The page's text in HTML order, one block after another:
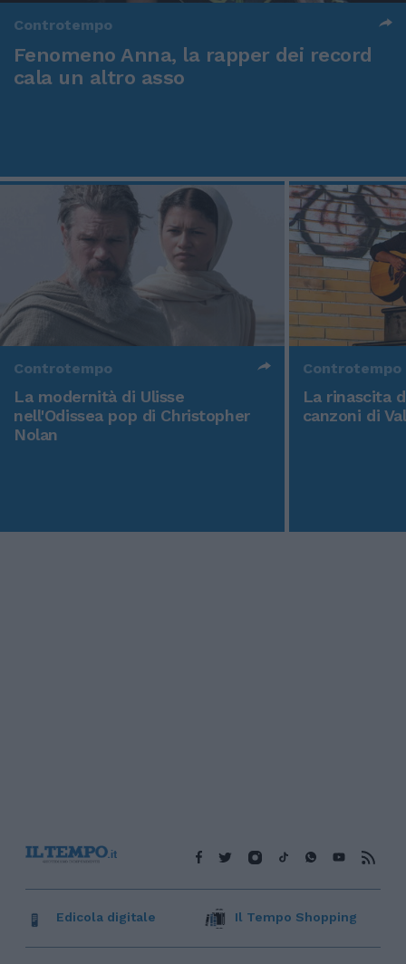
Controtempo
Fenomeno Anna, la rapper dei record
cala un altro asso
Controtempo
La modernità di Ulisse
nell'Odissea pop di Christopher
Nolan
Controtempo
La rinascita
canzoni di
Edicola digitale Il Tempo Shopping